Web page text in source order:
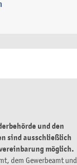
und den
sind ausschließlich
möglich.
dem Gewerbeamt und